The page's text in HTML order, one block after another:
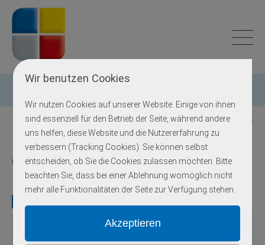
Wir benutzen Cookies
Wir nutzen Cookies auf unserer Website. Einige von ihnen
sind essenziell für den Betrieb der Seite, während andere
uns helfen, diese Website und die Nutzererfahrung zu
verbessern (Tracking Cookies). Sie können selbst
entscheiden, ob Sie die Cookies zulassen möchten. Bitte
beachten Sie, dass bei einer Ablehnung womöglich nicht
mehr alle Funktionalitäten der Seite zur Verfügung stehen.
Zurück zur Übersicht
Crouzon-Syndrom
Locus Erbgang